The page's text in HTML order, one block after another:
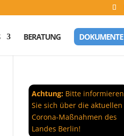
BERATUNG DOKUMENTE
Achtung: Bitte informieren
Sie sich über die aktuellen
Corona-Maßnahmen des
Landes Berlin!